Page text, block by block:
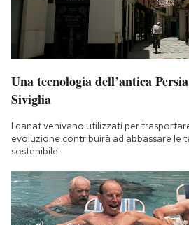
Una tecnologia dell’antica
Siviglia
I qanat venivano utilizzati per
evoluzione contribuirà ad abbassare le
sostenibile